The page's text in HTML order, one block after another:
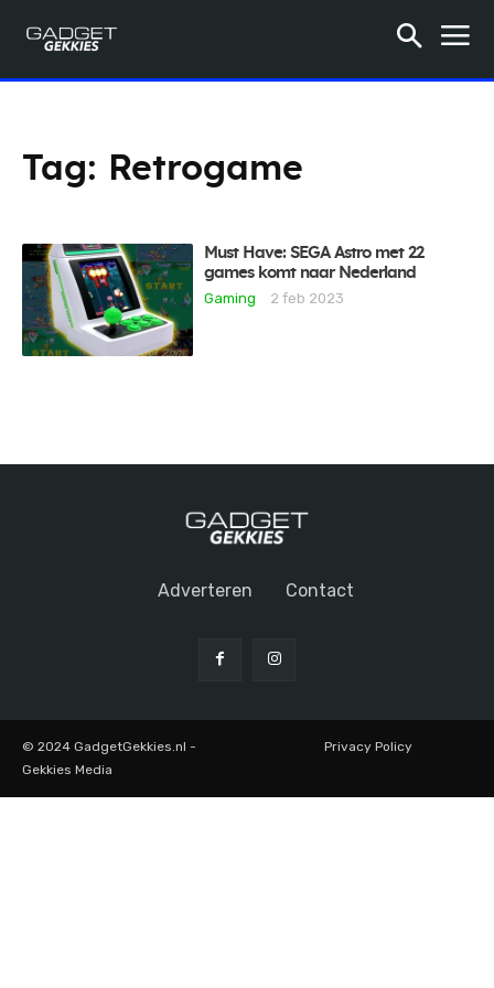
Tag: Retrogame
Must Have: SEGA Astro met 22
games komt naar Nederland
Gaming
2 feb 2023
Adverteren Contact
© 2024 GadgetGekkies.nl -
Gekkies Media
Privacy Policy